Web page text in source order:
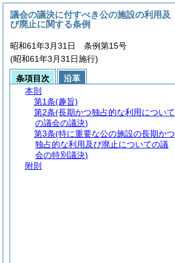
議会の議決に付すべき公の施設の利用及
び廃止に関する条例
昭和61年3月31日 条例第15号
(昭和61年3月31日施行)
条項目次
沿革
本則
第1条(趣旨)
第2条(長期かつ独占的な利用について
の議会の議決)
第3条(特に重要な公の施設の長期かつ
独占的な利用及び廃止についての議
会の特別議決)
附則